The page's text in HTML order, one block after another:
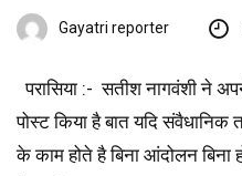
Gayatri reporter
परासिया :- सतीश नागवंशी ने
पोस्ट किया है बात यदि संवैधानिक
के काम होते है बिना आंदोलन बिना